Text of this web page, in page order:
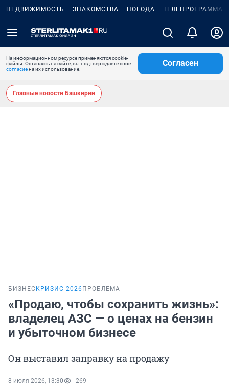
НЕДВИЖИМОСТЬ ЗНАКОМСТВА ПОГОДА ТЕЛЕПРОГРАММА
На информационном ресурсе применяются cookie-
файлы. Оставаясь на сайте, вы подтверждаете свое
согласиена их использование.
Согласен
Главные новости Башкирии
БИЗНЕС КРИЗИС-2026 ПРОБЛЕМА
«Продаю, чтобы сохранить жизнь»:
владелец АЗС — о ценах на бензин
и убыточном бизнесе
Он выставил заправку на продажу
8 июля 2026, 13:30 269